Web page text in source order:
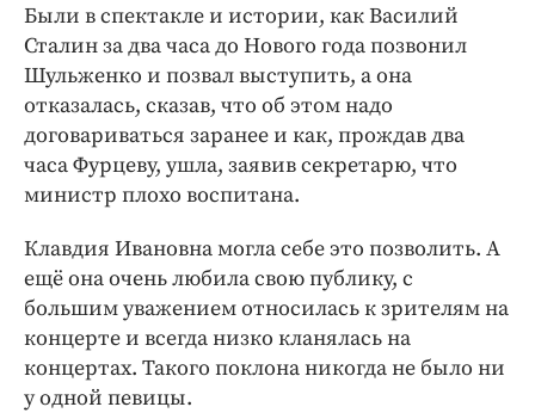
Были в спектакле и истории, как Василий
Сталин за два часа до Нового года позвонил
Шульженко и позвал выступить, а она
отказалась, сказав, что об этом надо
договариваться заранее и как, прождав два
часа Фурцеву, ушла, заявив секретарю, что
министр плохо воспитана.
Клавдия Ивановна могла себе это позволить. А
ещё она очень любила свою публику, с
большим уважением относилась к зрителям на
концерте и всегда низко кланялась на
концертах. Такого поклона никогда не было ни
у одной певицы.